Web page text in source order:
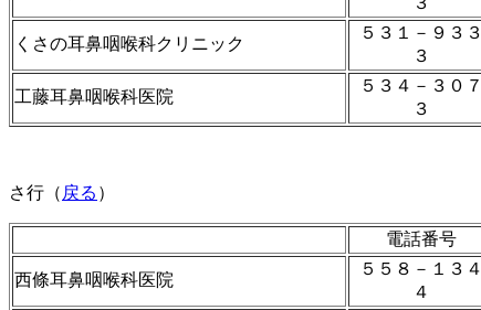
くさの耳鼻咽喉科クリニック
５３１－９３３
３
工藤耳鼻咽喉科医院
５３４－３０７
３
さ行（ 戻る ）
電話番号
西條耳鼻咽喉科医院
５５８－１３４
４